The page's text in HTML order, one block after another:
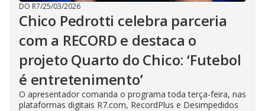
DO R7/25/03/2026
Chico Pedrotti celebra parceria
com a RECORD e destaca o
projeto Quarto do Chico: ‘Futebol
é entretenimento’
O apresentador comanda o programa toda terça-feira, nas
plataformas digitais R7.com, RecordPlus e Desimpedidos